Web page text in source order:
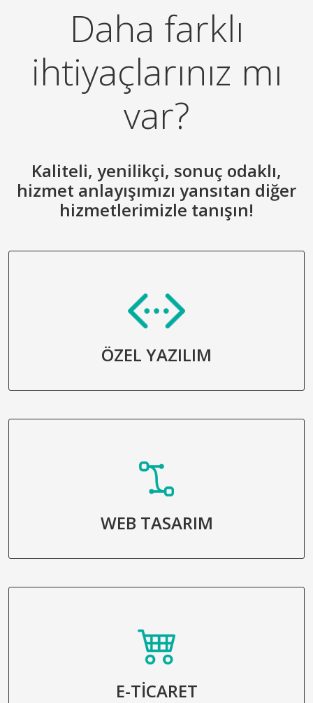
Daha farklı
ihtiyaçlarınız mı
var?
Kaliteli, yenilikçi, sonuç odaklı,
hizmet anlayışımızı yansıtan diğer
hizmetlerimizle tanışın!
ÖZEL YAZILIM
WEB TASARIM
E-TİCARET